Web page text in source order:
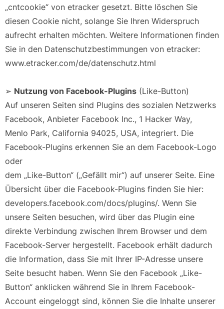
„cntcookie“ von etracker gesetzt. Bitte löschen Sie
diesen Cookie nicht, solange Sie Ihren Widerspruch
aufrecht erhalten möchten. Weitere Informationen finden
Sie in den Datenschutzbestimmungen von etracker:
www.etracker.com/de/datenschutz.html
➢ Nutzung von Facebook-Plugins (Like-Button)
Auf unseren Seiten sind Plugins des sozialen Netzwerks
Facebook, Anbieter Facebook Inc., 1 Hacker Way,
Menlo Park, California 94025, USA, integriert. Die
Facebook-Plugins erkennen Sie an dem Facebook-Logo
oder
dem „Like-Button“ („Gefällt mir“) auf unserer Seite. Eine
Übersicht über die Facebook-Plugins finden Sie hier:
developers.facebook.com/docs/plugins/. Wenn Sie
unsere Seiten besuchen, wird über das Plugin eine
direkte Verbindung zwischen Ihrem Browser und dem
Facebook-Server hergestellt. Facebook erhält dadurch
die Information, dass Sie mit Ihrer IP-Adresse unsere
Seite besucht haben. Wenn Sie den Facebook „Like-
Button“ anklicken während Sie in Ihrem Facebook-
Account eingeloggt sind, können Sie die Inhalte unserer